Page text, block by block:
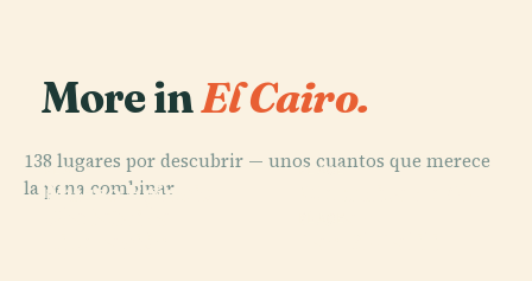
More inEl Cairo.
138 lugares por descubrir — unos cuantos que merece
la pena combinar.
PLACE
Museo Egipcio
PLACE
PLACE